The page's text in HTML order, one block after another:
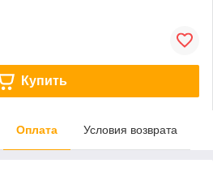
Купить
Оплата Условия возврата